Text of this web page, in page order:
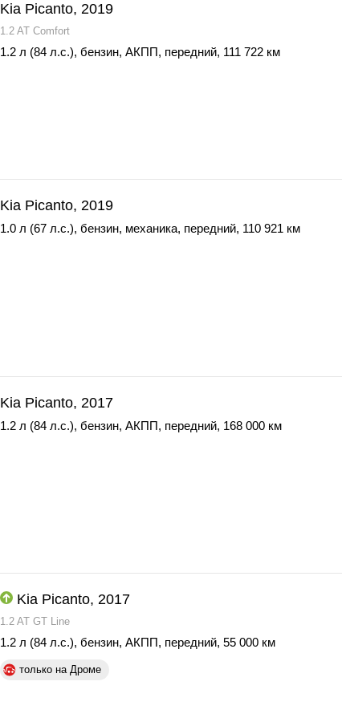
Kia Picanto, 2019
1.2 AT Comfort
1.2 л (84 л.с.), бензин, АКПП, передний, 111 722 км
Kia Picanto, 2019
1.0 л (67 л.с.), бензин, механика, передний, 110 921 км
Kia Picanto, 2017
1.2 л (84 л.с.), бензин, АКПП, передний, 168 000 км
Kia Picanto, 2017
1.2 AT GT Line
1.2 л (84 л.с.), бензин, АКПП, передний, 55 000 км
только на Дроме